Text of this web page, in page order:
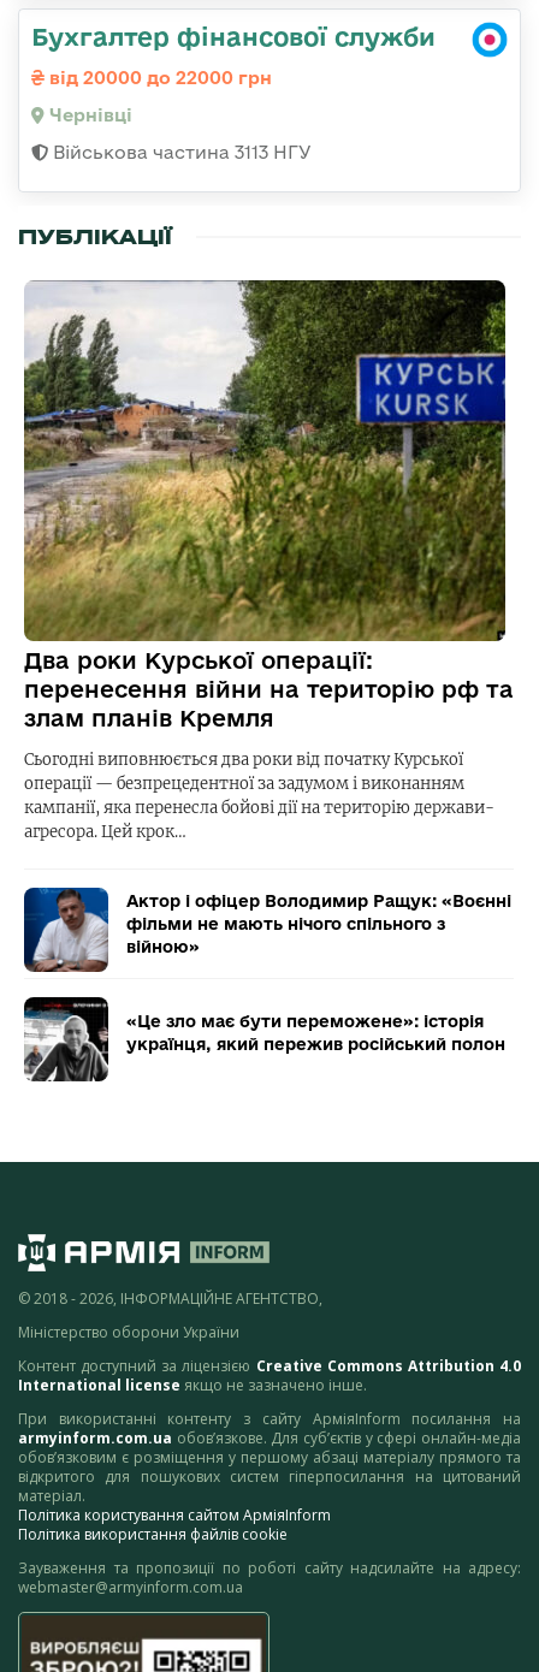
Бухгалтер фінансової служби
від 20000 до 22000 грн
Чернівці
Військова частина 3113 НГУ
ПУБЛІКАЦІЇ
Два роки Курської операції:
перенесення війни на територію рф та
злам планів Кремля
Сьогодні виповнюється два роки від початку Курської
операції — безпрецедентної за задумом і виконанням
кампанії, яка перенесла бойові дії на територію держави-
агресора. Цей крок…
Актор і офіцер Володимир Ращук: «Воєнні
фільми не мають нічого спільного з
війною»
«Це зло має бути переможене»: історія
українця, який пережив російський полон
© 2018 - 2026, ІНФОРМАЦІЙНЕ АГЕНТСТВО,
Міністерство оборони України
Контент доступний за ліцензією Creative Commons Attribution 4.0
International license якщо не зазначено інше.
При використанні контенту з сайту АрміяInform посилання на
armyinform.com.ua обов’язкове. Для суб’єктів у сфері онлайн-медіа
обов’язковим є розміщення у першому абзаці матеріалу прямого та
відкритого для пошукових систем гіперпосилання на цитований
матеріал.
Політика користування сайтом АрміяInform
Політика використання файлів cookie
Зауваження та пропозиції по роботі сайту надсилайте на адресу:
webmaster@armyinform.com.ua